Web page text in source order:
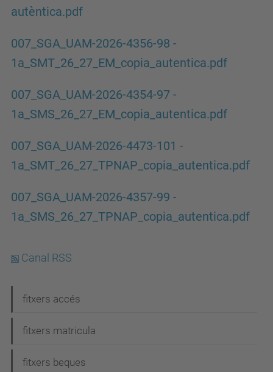
autèntica.pdf
007_SGA_UAM-2026-4356-98 -
1a_SMT_26_27_EM_copia_autentica.pdf
007_SGA_UAM-2026-4354-97 -
1a_SMS_26_27_EM_copia_autentica.pdf
007_SGA_UAM-2026-4473-101 -
1a_SMT_26_27_TPNAP_copia_autentica.pdf
007_SGA_UAM-2026-4357-99 -
1a_SMS_26_27_TPNAP_copia_autentica.pdf
Canal RSS
a
v
fitxers accés
fitxers matricula
fitxers beques